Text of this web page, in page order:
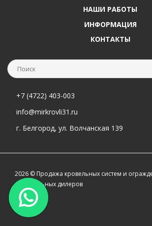
НАШИ РАБОТЫ
ИНФОРМАЦИЯ
КОНТАКТЫ
+7 (4722) 403-003
info@mirkrovli31.ru
г. Белгород, ул. Волчанская 139
2026 © Продажа кровельных систем и
официальных дилеров